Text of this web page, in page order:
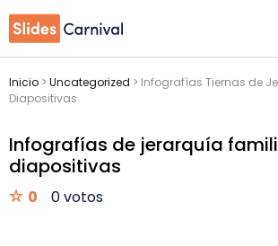
Inicio > Uncategorized > Infografías Tiernas de
Diapositivas
Infografías de jerarquía
diapositivas
0 0 votos